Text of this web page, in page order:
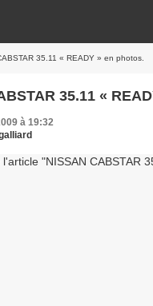
35.11 « READY » en photos.
35.11 «
à 19:32